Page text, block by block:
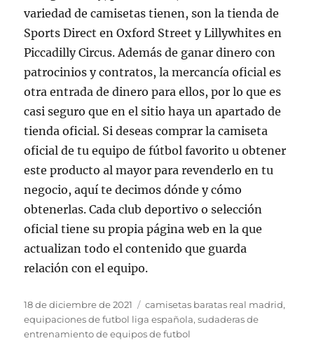
variedad de camisetas tienen, son la tienda de
Sports Direct en Oxford Street y Lillywhites en
Piccadilly Circus. Además de ganar dinero con
patrocinios y contratos, la mercancía oficial es
otra entrada de dinero para ellos, por lo que es
casi seguro que en el sitio haya un apartado de
tienda oficial. Si deseas comprar la camiseta
oficial de tu equipo de fútbol favorito u obtener
este producto al mayor para revenderlo en tu
negocio, aquí te decimos dónde y cómo
obtenerlas. Cada club deportivo o selección
oficial tiene su propia página web en la que
actualizan todo el contenido que guarda
relación con el equipo.
Publicado
el
18 de diciembre de 2021 Etiquetas
camisetas baratas real madrid,
equipaciones de futbol liga española,sudaderas de
entrenamiento de equipos de futbol